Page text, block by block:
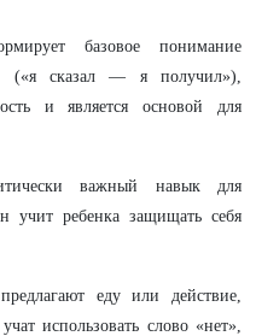
базовое понимание
(«я сказал — я получил»),
и является основой для
важный навык для
учит ребенка защищать себя
еду или действие,
использовать слово «нет»,